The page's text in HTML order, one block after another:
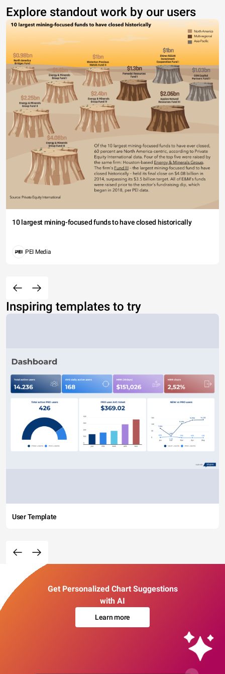
Explore standout work by our users
10 largest mining-focused funds to have closed historically
PEI Media
Inspiring templates to try
User Template
Get Personalized Chart Suggestions
with AI
Learn more